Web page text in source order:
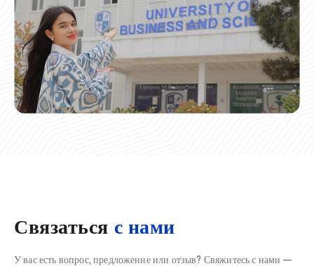
Связаться с нами
У вас есть вопрос, предложение или отзыв? Свяжитесь с нами —